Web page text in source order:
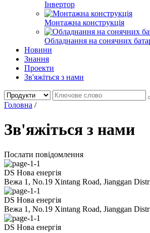
Інвертор
Монтажна конструкція
Обладнання на сонячних
Новини
Знання
Проекти
Зв'яжіться з нами
Головна /
Зв'яжіться з нами
Послати повідомлення
DS Нова енергія
Вежа 1, No.19 Xintang Road, Jianggan
DS Нова енергія
Вежа 1, No.19 Xintang Road, Jianggan
DS Нова енергія